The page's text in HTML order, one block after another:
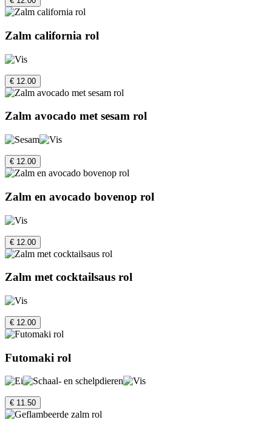
Zalm california rol
€ 12.00
Zalm avocado met sesam rol
€ 12.00
Zalm en avocado bovenop rol
€ 12.00
Zalm met cocktailsaus rol
€ 12.00
Futomaki rol
€ 11.50